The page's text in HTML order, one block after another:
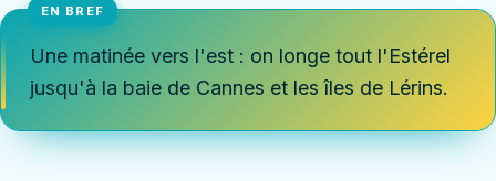
Une matinée vers l'est : on longe tout l'Estérel
jusqu'à la baie de Cannes et les îles de Lérins.